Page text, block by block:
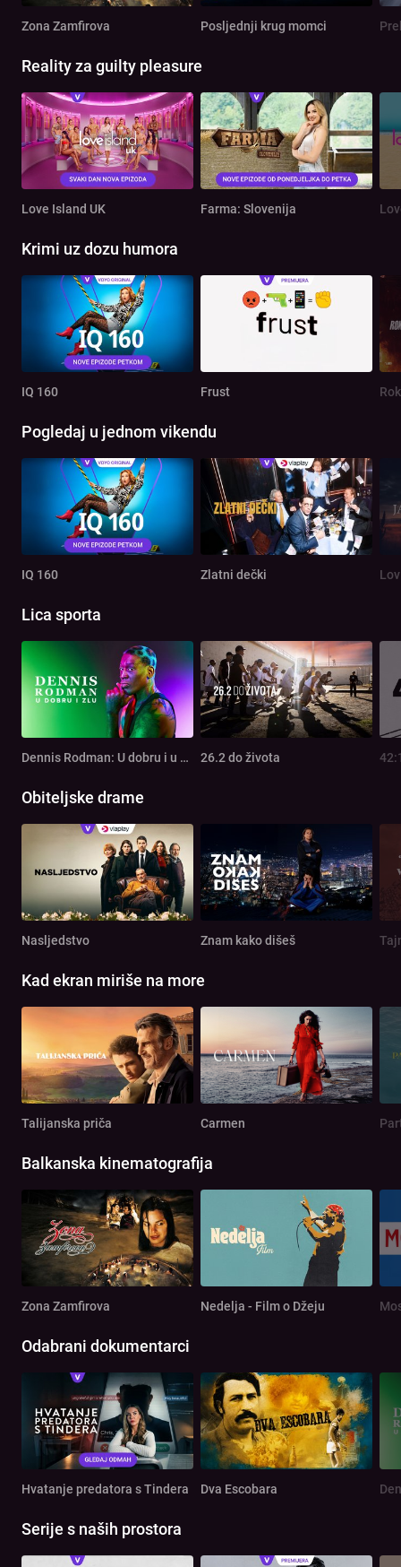
Zona Zamfirova Posljednji krug momci
Reality za guilty pleasure
Love Island UK Farma: Slovenija
Krimi uz dozu humora
IQ 160 Frust
Pogledaj u jednom vikendu
IQ 160 Zlatni dečki
Lica sporta
Dennis Rodman: U dobru i u zlu 26.2 do života
Obiteljske drame
Nasljedstvo Znam kako dišeš
Kad ekran miriše na more
Talijanska priča Carmen
Balkanska kinematografija
Zona Zamfirova Nedelja - Film o Džeju
Odabrani dokumentarci
Hvatanje predatora s Tindera Dva Escobara
Serije s naših prostora